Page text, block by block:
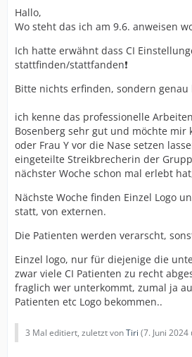
Hallo,
Wo steht das ich am 9.6. anweisen
Ich hatte erwähnt dass CI
stattfinden/stattfanden❗️
Bitte nichts erfinden, sondern genau
ich kenne das professionelle
Bosenberg sehr gut und möchte mir
oder Frau Y vor die Nase setzen
eingeteilte Streikbrecherin der
nächster Woche schon mal erlebt
Nächste Woche finden Einzel Logo
statt, von externen.
Die Patienten werden verarscht,
Einzel logo, nur für diejenige die
zwar viele CI Patienten zu recht
fraglich wer unterkommt, zumal ja
Patienten etc Logo bekommen..
3 Mal editiert, zuletzt vonTiri (7. Juni